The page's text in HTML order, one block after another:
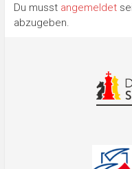
Du musst angemeldet
abzugeben.